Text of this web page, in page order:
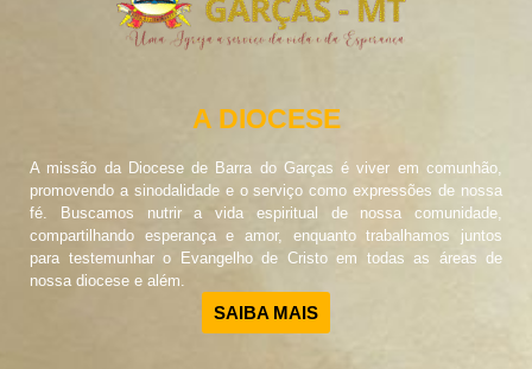
A DIOCESE
A missão da Diocese de Barra do Garças é viver em comunhão,
promovendo a sinodalidade e o serviço como expressões de nossa
fé. Buscamos nutrir a vida espiritual de nossa comunidade,
compartilhando esperança e amor, enquanto trabalhamos juntos
para testemunhar o Evangelho de Cristo em todas as áreas de
nossa diocese e além.
SAIBA MAIS